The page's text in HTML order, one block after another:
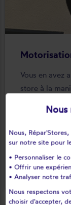
Vous en avez
store à la
vous
installation ?
vous proposer
Nous
Nous,
sur notre site pour
• Personnaliser le
• Offrir une
• Analyser notre
Nous respectons
choisir d'accepter,